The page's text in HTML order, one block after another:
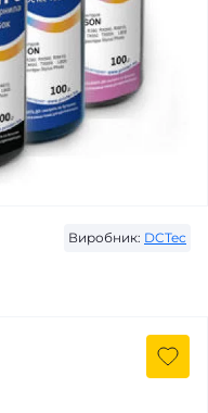
Виробник: DCTec